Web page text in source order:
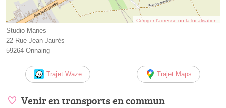
Corriger l’adresse ou la localisation
Studio Manes
22 Rue Jean Jaurès
59264 Onnaing
Trajet Waze Trajet Maps
Venir en transports en commun